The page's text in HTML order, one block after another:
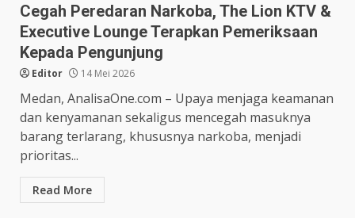
Cegah Peredaran Narkoba, The Lion KTV &
Executive Lounge Terapkan Pemeriksaan
Kepada Pengunjung
Editor 14 Mei 2026
Medan, AnalisaOne.com – Upaya menjaga keamanan
dan kenyamanan sekaligus mencegah masuknya
barang terlarang, khususnya narkoba, menjadi
prioritas...
Read More